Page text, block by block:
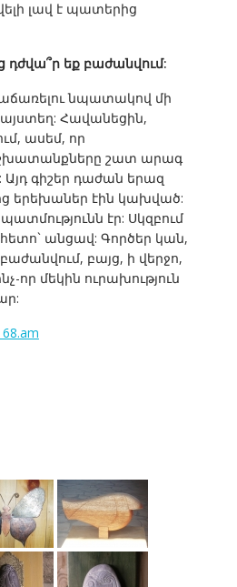
լավ է պատերից
եք բաժանվում:
նպատակով մի
Հավանեցին,
ասեմ, որ
շատ արագ
գիշեր դաժան երազ
երեխաներ էին կախված:
էր: Սկզբում
անցավ: Գործեր կան,
բայց, ի վերջո,
որ մեկին ուրախություն